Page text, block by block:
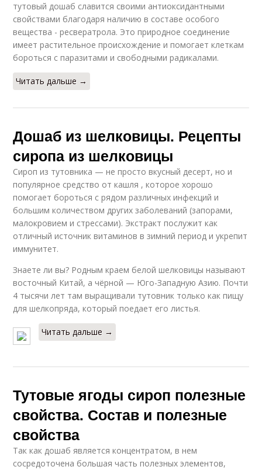
тутовый дошаб славится своими антиоксидантными
свойствами благодаря наличию в составе особого
вещества - ресвератрола. Это природное соединение
имеет растительное происхождение и помогает клеткам
бороться с паразитами и свободными радикалами.
Читать дальше →
Дошаб из шелковицы. Рецепты
сиропа из шелковицы
Сироп из тутовника — не просто вкусный десерт, но и
популярное средство от кашля , которое хорошо
помогает бороться с рядом различных инфекций и
большим количеством других заболеваний (запорами,
малокровием и стрессами). Экстракт послужит как
отличный источник витаминов в зимний период и укрепит
иммунитет.
Знаете ли вы? Родным краем белой шелковицы называют
восточный Китай, а чёрной — Юго-Западную Азию. Почти
4 тысячи лет там выращивали тутовник только как пищу
для шелкопряда, который поедает его листья.
Читать дальше →
Тутовые ягоды сироп полезные
свойства. Состав и полезные
свойства
Так как дошаб является концентратом, в нем
сосредоточена большая часть полезных элементов,